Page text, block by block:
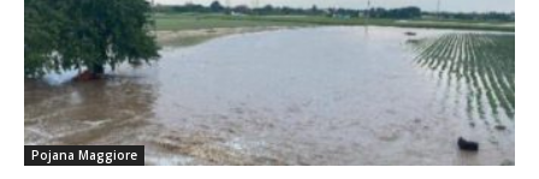
Pojana Maggiore